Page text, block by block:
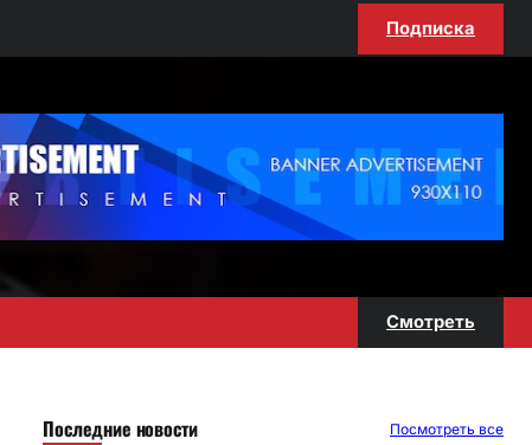
Подписка
Смотреть
Последние новости Посмотреть все